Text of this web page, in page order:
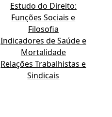
Estudo do Direito:
Funções Sociais e
Filosofia
Indicadores de Saúde e
Mortalidade
Relações Trabalhistas e
Sindicais